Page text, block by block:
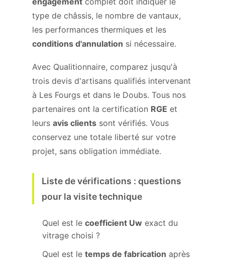
type de châssis, le nombre de vantaux,
les performances thermiques et les
conditions d'annulation si nécessaire.
Avec Qualitionnaire, comparez jusqu'à
trois devis d'artisans qualifiés intervenant
à Les Fourgs et dans le Doubs. Tous nos
partenaires ont la certification RGE et
leurs avis clients sont vérifiés. Vous
conservez une totale liberté sur votre
projet, sans obligation immédiate.
Liste de vérifications : questions
pour la visite technique
Quel est le coefficient Uw exact du
vitrage choisi ?
Quel est le temps de fabrication après